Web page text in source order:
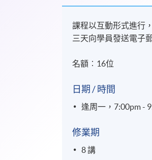
課程以互動形式進行
三天向學員發送電子
名額︰16位
日期 / 時間
逢周一，7:00pm -
修業期
8 講